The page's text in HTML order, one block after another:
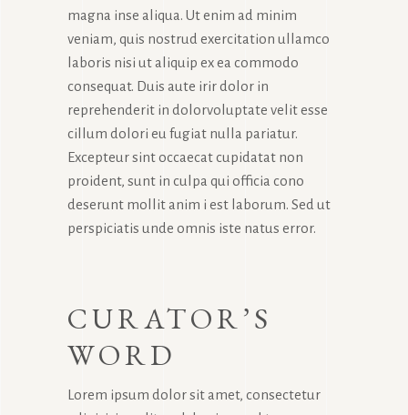
magna inse aliqua. Ut enim ad minim
veniam, quis nostrud exercitation ullamco
laboris nisi ut aliquip ex ea commodo
consequat. Duis aute irir dolor in
reprehenderit in dolorvoluptate velit esse
cillum dolori eu fugiat nulla pariatur.
Excepteur sint occaecat cupidatat non
proident, sunt in culpa qui officia cono
deserunt mollit anim i est laborum. Sed ut
perspiciatis unde omnis iste natus error.
CURATOR’S
WORD
Lorem ipsum dolor sit amet, consectetur